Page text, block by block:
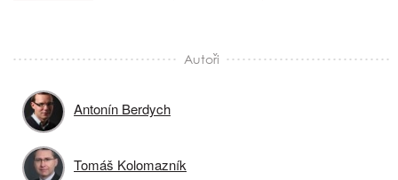
Autoři
Antonín Berdych
Tomáš Kolomazník